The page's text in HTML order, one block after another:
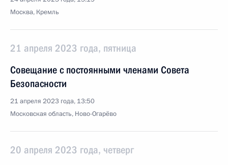
Москва, Кремль
21 апреля 2023 года, пятница
Совещание с постоянными членами Совета
Безопасности
21 апреля 2023 года, 13:50
Московская область, Ново-Огарёво
20 апреля 2023 года, четверг